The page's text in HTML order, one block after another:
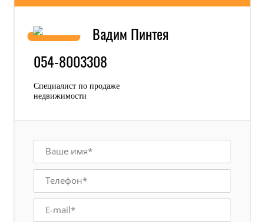
Вадим Пинтея
054-8003308
Специалист по продаже
недвижимости